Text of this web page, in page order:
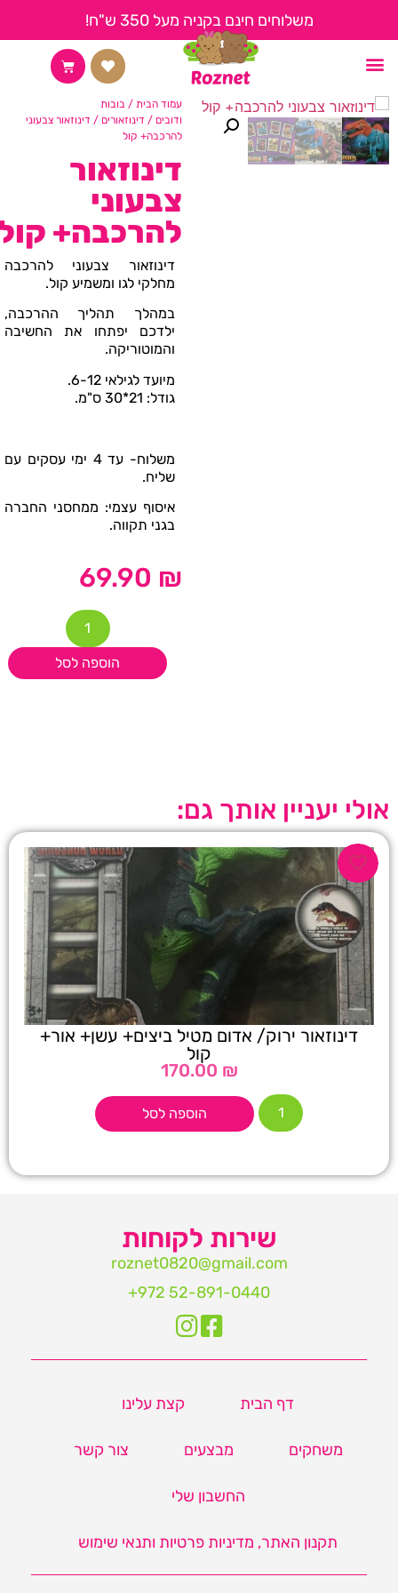
משלוחים חינם בקניה מעל 350 ש"ח!
עמוד הבית /בובות
ודובים / דינוזאורים / דינוזאור צבעוני
להרכבה+ קול
דינוזאור
צבעוני
להרכבה+
דינוזאור צבעוני להרכבה
מחלקי לגו ומשמיע קול.
במהלך תהליך ההרכבה,
ילדכם יפתחו את החשיבה
והמוטוריקה.
מיועד לגילאי 6-12.
גודל: 21*30 ס"מ.
משלוח- עד 4 ימי עסקים עם
שליח.
איסוף עצמי: ממחסני החברה
בגני תקווה.
69.90 ₪
הוספה לסל
אולי יעניין אותך גם:
דינוזאור ירוק/ אדום מטיל ביצים+ עשן+ אור+
קול
170.00 ₪
הוספה לסל
שירות לקוחות
roznet0820@gmail.com‏
דף הבית קצת עלינו
משחקים מבצעים צור קשר
החשבון שלי
תקנון האתר, מדיניות פרטיות ותנאי שימוש